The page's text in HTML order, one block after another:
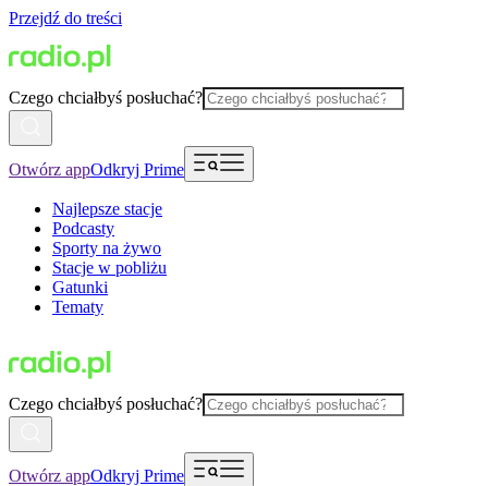
Przejdź do treści
Czego chciałbyś posłuchać?
Otwórz appOdkryj Prime
Najlepsze stacje
Podcasty
Sporty na żywo
Stacje w pobliżu
Gatunki
Tematy
Czego chciałbyś posłuchać?
Otwórz appOdkryj Prime